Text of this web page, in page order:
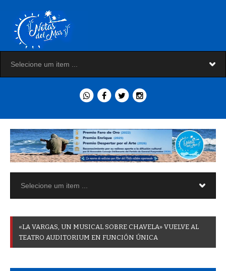
BAJ O TIERR_
USTED ESTA AQUI